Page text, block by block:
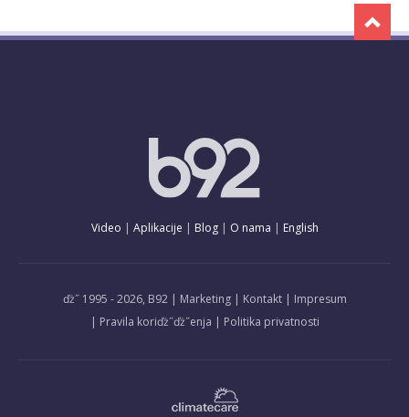
Video Aplikacije Blog O nama English
ďż˝ 1995 - 2026, B92 Marketing Kontakt
Impresum
Pravila koriďż˝ďż˝enja
Politika privatnosti